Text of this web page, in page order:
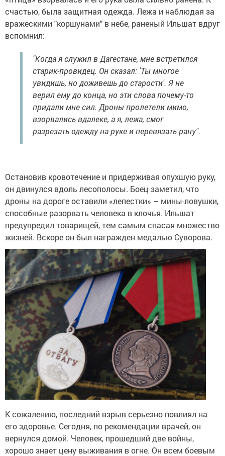
счастью, была защитная одежда. Лежа и наблюдая за
вражескими "коршунами" в небе, раненый Ильшат вдруг
вспомнил:
"Когда я служил в Дагестане, мне встретился
старик-провидец. Он сказал: 'Ты многое
увидишь, но доживешь до старости'. Я не
верил ему до конца, но эти слова почему-то
придали мне сил. Дроны пролетели мимо,
взорвались вдалеке, а я, лежа, смог
разрезать одежду на руке и перевязать рану".
Остановив кровотечение и придерживая опухшую руку,
он двинулся вдоль лесополосы. Боец заметил, что
дроны на дороге оставили «лепестки» – мины-ловушки,
способные разорвать человека в клочья. Ильшат
предупредил товарищей, тем самым спасая множество
жизней. Вскоре он был награжден медалью Суворова.
К сожалению, последний взрыв серьезно повлиял на
его здоровье. Сегодня, по рекомендации врачей, он
вернулся домой. Человек, прошедший две войны,
хорошо знает цену выживания в огне. Он всем боевым